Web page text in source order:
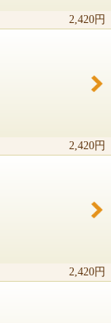
2,420円
2,420円
2,420円